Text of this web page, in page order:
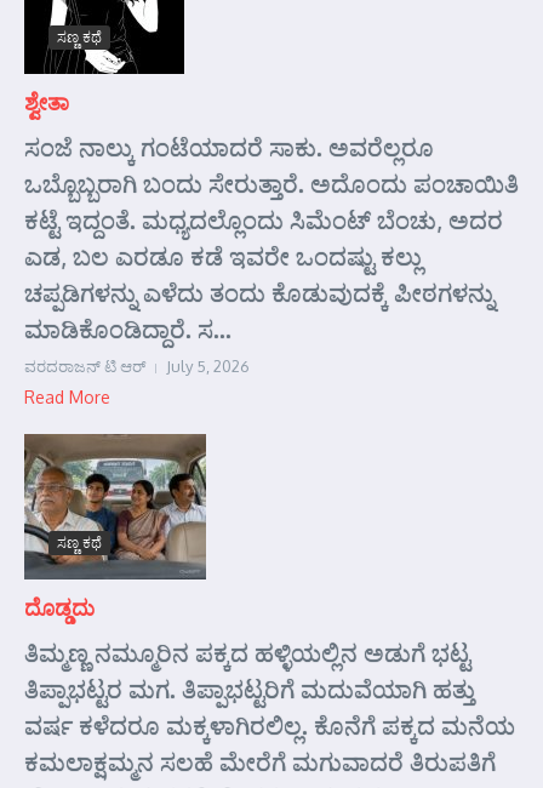
ಸಣ್ಣ ಕಥೆ
ಶ್ವೇತಾ
ಸಂಜೆ ನಾಲ್ಕು ಗಂಟೆಯಾದರೆ ಸಾಕು. ಅವರೆಲ್ಲರೂ
ಒಬ್ಬೊಬ್ಬರಾಗಿ ಬಂದು ಸೇರುತ್ತಾರೆ. ಅದೊಂದು ಪಂಚಾಯಿತಿ
ಕಟ್ಟೆ ಇದ್ದಂತೆ. ಮಧ್ಯದಲ್ಲೊಂದು ಸಿಮೆಂಟ್ ಬೆಂಚು, ಅದರ
ಎಡ, ಬಲ ಎರಡೂ ಕಡೆ ಇವರೇ ಒಂದಷ್ಟು ಕಲ್ಲು
ಚಪ್ಪಡಿಗಳನ್ನು ಎಳೆದು ತಂದು ಕೊಡುವುದಕ್ಕೆ ಪೀಠಗಳನ್ನು
ಮಾಡಿಕೊಂಡಿದ್ದಾರೆ. ಸ...
ವರದರಾಜನ್ ಟಿ ಆರ್ July 5, 2026
Read More
ಸಣ್ಣ ಕಥೆ
ದೊಡ್ಡದು
ತಿಮ್ಮಣ್ಣ ನಮ್ಮೂರಿನ ಪಕ್ಕದ ಹಳ್ಳಿಯಲ್ಲಿನ ಅಡುಗೆ ಭಟ್ಟ
ತಿಪ್ಪಾಭಟ್ಟರ ಮಗ. ತಿಪ್ಪಾಭಟ್ಟರಿಗೆ ಮದುವೆಯಾಗಿ ಹತ್ತು
ವರ್ಷ ಕಳೆದರೂ ಮಕ್ಕಳಾಗಿರಲಿಲ್ಲ. ಕೊನೆಗೆ ಪಕ್ಕದ ಮನೆಯ
ಕಮಲಾಕ್ಷಮ್ಮನ ಸಲಹೆ ಮೇರೆಗೆ ಮಗುವಾದರೆ ತಿರುಪತಿಗೆ